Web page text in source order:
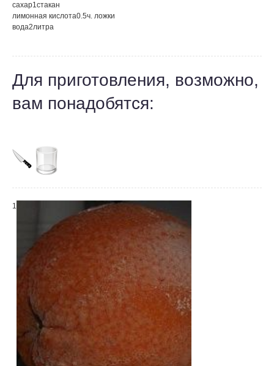
сахар1стакан
лимонная кислота0.5ч. ложки
вода2литра
Для приготовления, возможно,
вам понадобятся:
1